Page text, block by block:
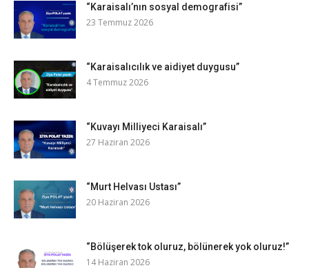
“Karaisalı’nın sosyal demografisi”
23 Temmuz 2026
“Karaisalıcılık ve aidiyet duygusu”
4 Temmuz 2026
“Kuvayı Milliyeci Karaisalı”
27 Haziran 2026
“Murt Helvası Ustası”
20 Haziran 2026
“Bölüşerek tok oluruz, bölünerek yok oluruz!”
14 Haziran 2026